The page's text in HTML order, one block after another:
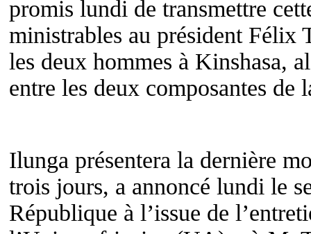
promis lundi de transmettre
ministrables au président Félix
les deux hommes à Kinshasa,
entre les deux composantes
Ilunga présentera la dernière
trois jours, a annoncé lundi le
République à l’issue de